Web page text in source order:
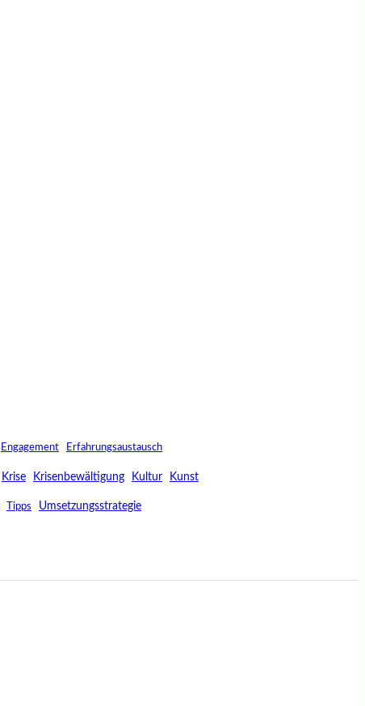
Engagement Erfahrungsaustausch
Krise Krisenbewältigung Kultur Kunst
Tipps Umsetzungsstrategie